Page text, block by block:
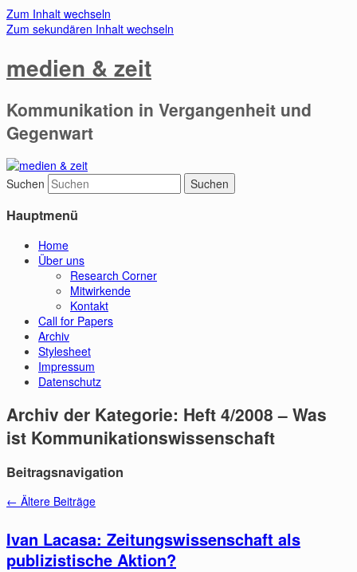
Zum Inhalt wechseln
Zum sekundären Inhalt wechseln
medien & zeit
Kommunikation in Vergangenheit und
Gegenwart
Suchen
Hauptmenü
Home
Über uns
Research Corner
Mitwirkende
Kontakt
Call for Papers
Archiv
Stylesheet
Impressum
Datenschutz
Archiv der Kategorie: Heft 4/2008 – Was
ist Kommunikationswissenschaft
Beitragsnavigation
← Ältere Beiträge
Ivan Lacasa: Zeitungswissenschaft als
publizistische Aktion?